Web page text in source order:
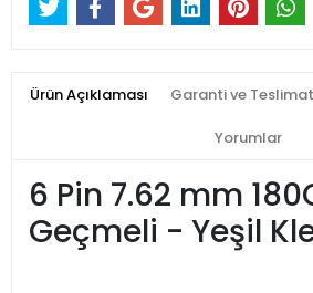
Ürün Açıklaması Garanti ve Teslimat
Yorumlar
6 Pin 7.62 mm
Geçmeli - Yeşil